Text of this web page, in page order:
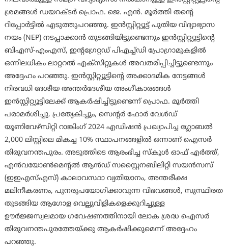
ശ്രമങ്ങൾ ഡയറക്ടർ പ്രൊഫ. ജെ. എൻ. മൂർത്തി തന്റെ
റിപ്പോർട്ടിൽ എടുത്തുപറഞ്ഞു. ഇൻസ്റ്റിറ്റ്യൂട്ട് പുതിയ വിദ്യാഭ്യാസ
നയം (NEP) നടപ്പാക്കാൻ തുടങ്ങിയിട്ടുണ്ടെന്നും ഇൻസ്റ്റിറ്റ്യൂട്ടിന്റെ
ബിഎസ്-എംഎസ്, ഇന്റഗ്രേറ്റഡ് പിഎച്ച്ഡി പ്രോഗ്രാമുകളിൽ
ഒന്നിലധികം ലാറ്ററൽ എക്സിറ്റുകൾ അവതരിപ്പിച്ചിട്ടുണ്ടെന്നും
അദ്ദേഹം പറഞ്ഞു. ഇൻസ്റ്റിറ്റ്യൂട്ടിന്റെ അക്കാദമിക നേട്ടങ്ങൾ
നിരവധി ദേശീയ അന്തർദേശീയ അംഗീകാരങ്ങൾ
ഇൻസ്റ്റിറ്റ്യൂട്ടിലേക്ക് ആകർഷിച്ചിട്ടുണ്ടെന്ന് പ്രൊഫ. മൂർത്തി
പരാമർശിച്ചു. പ്രത്യേകിച്ചും, സെന്റർ ഫോർ വേൾഡ്
യൂണിവേഴ്സിറ്റി റാങ്കിംഗ് 2024 എഡിഷൻ പ്രഖ്യാപിച്ച ഗ്ലോബൽ
2,000 ലിസ്റ്റിലെ മികച്ച 10% സ്ഥാപനങ്ങളിൽ ഒന്നാണ് ഐസർ
തിരുവനന്തപുരം. അടുത്തിടെ ആരംഭിച്ച സ്കൂൾ ഓഫ് എർത്ത്,
എൻവയോൺമെന്റൽ ആൻഡ് സസ്റ്റൈനബിലിറ്റി സയൻസസ്
(ഇഇഎസ്എസ്) കാലാവസ്ഥാ വ്യതിയാനം, അന്തരീക്ഷ
മലിനീകരണം, പുനരുപയോഗിക്കാവുന്ന വിഭവങ്ങൾ, സുസ്ഥിരത
തുടങ്ങിയ ആഗോള വെല്ലുവിളികളെക്കുറിച്ചുള്ള
ഊർജ്ജസ്വലമായ ഗവേഷണത്തിനായി ലോക ശ്രദ്ധ ഐസർ
തിരുവനന്തപുരത്തേയ്ക്കു ആകർഷിക്കുമെന്ന് അദ്ദേഹം
പറഞ്ഞു.